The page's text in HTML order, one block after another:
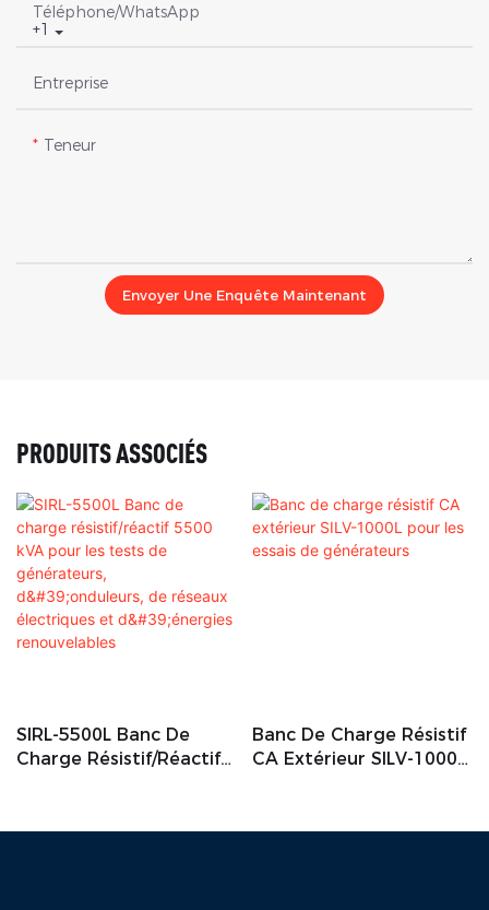
+1
Téléphone/WhatsApp
Entreprise
Teneur
Envoyer Une Enquête Maintenant
PRODUITS ASSOCIÉS
SIRL-5500L Banc De
Charge Résistif/réactif
D'onduleurs, De Réseaux
Banc De Charge Résistif
CA Extérieur SILV-1000L